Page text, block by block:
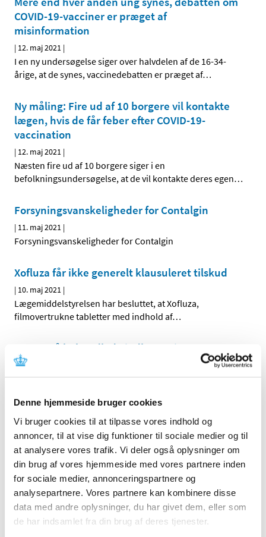
Denne hjemmeside bruger cookies
Vi bruger cookies til at tilpasse vores indhold og
annoncer, til at vise dig funktioner til sociale medier og til
at analysere vores trafik. Vi deler også oplysninger om
din brug af vores hjemmeside med vores partnere inden
for sociale medier, annonceringspartnere og
analysepartnere. Vores partnere kan kombinere disse
data med andre oplysninger, du har givet dem, eller som
de har indsamlet fra din brug af deres tjenester.
COVID-19-vacciner er præget af
misinformation
| 12. maj 2021 |
I en ny undersøgelse siger over halvdelen af de 16-34-
årige, at de synes, vaccinedebatten er præget af…
Ny måling: Fire ud af 10 borgere vil kontakte
lægen, hvis de får feber efter COVID-19-
vaccination
| 12. maj 2021 |
Næsten fire ud af 10 borgere siger i en
befolkningsundersøgelse, at de vil kontakte deres egen…
Forsyningsvanskeligheder for Contalgin
| 11. maj 2021 |
Forsyningsvanskeligheder for Contalgin
Xofluza får ikke generelt klausuleret tilskud
| 10. maj 2021 |
Lægemiddelstyrelsen har besluttet, at Xofluza,
filmovertrukne tabletter med indhold af…
Status på behandlede indberetninger om
formodede bivirkninger ved Vaxzevria, uge 18
|6. maj 2021|
Vaxzevria er behandlet. De fleste er kendte og
Status på behandlede indberetninger om
formodede bivirkninger ved COVID-19 Vaccine
Moderna, uge 18
|6. maj 2021 |
358 indberetninger om formodede bivirkninger ved
Moderna er behandlet. De fleste er kendte og…